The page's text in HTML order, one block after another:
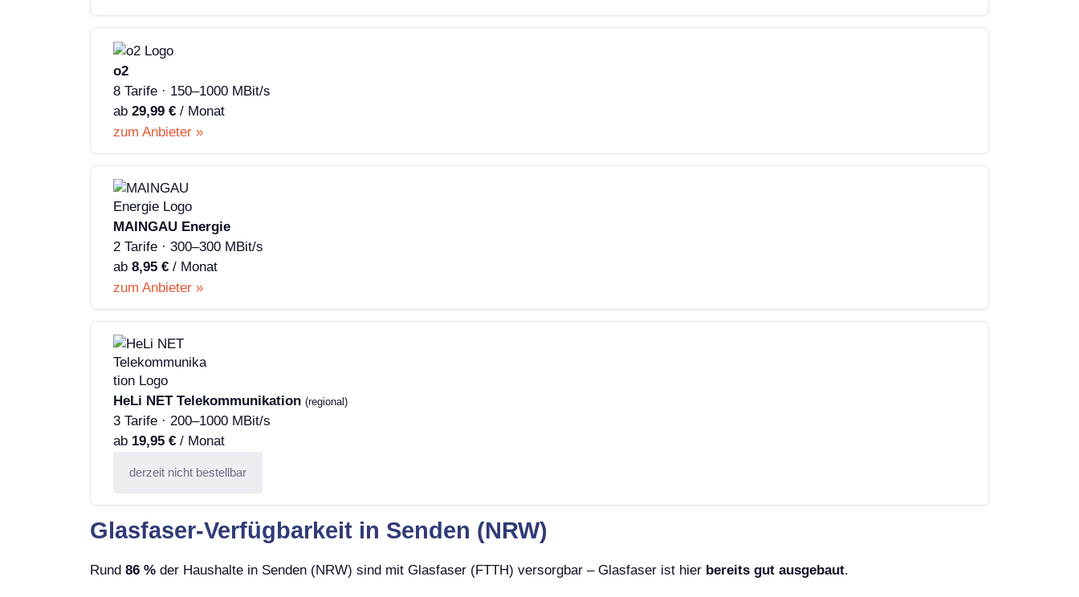
o2
8 Tarife · 150–1000 MBit/s
ab 29,99 € / Monat
zum Anbieter »
MAINGAU Energie
2 Tarife · 300–300 MBit/s
ab 8,95 € / Monat
zum Anbieter »
HeLi NET Telekommunikation (regional)
3 Tarife · 200–1000 MBit/s
ab 19,95 € / Monat
derzeit nicht bestellbar
Glasfaser-Verfügbarkeit in Senden (NRW)
Rund 86 % der Haushalte in Senden (NRW) sind mit Glasfaser (FTTH) versorgbar – Glasfaser ist hier bereits gut ausgebaut.